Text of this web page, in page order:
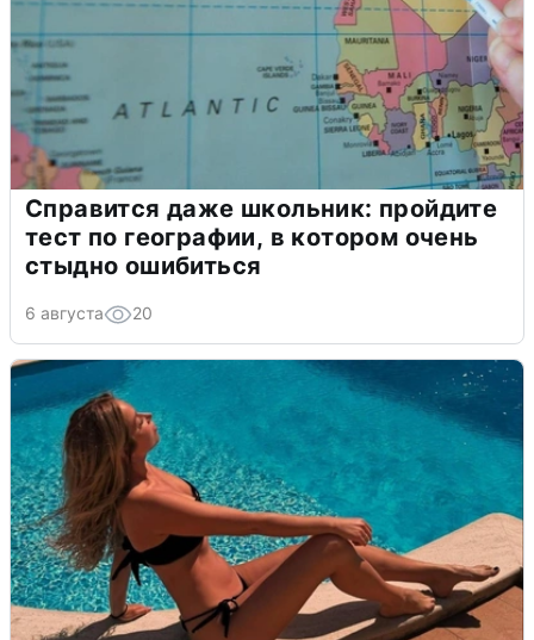
Справится даже школьник: пройдите
тест по географии, в котором очень
стыдно ошибиться
6 августа 20